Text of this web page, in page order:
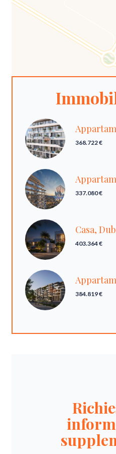
368.722 €
337.080 €
Casa,
403.364 €
384.819 €